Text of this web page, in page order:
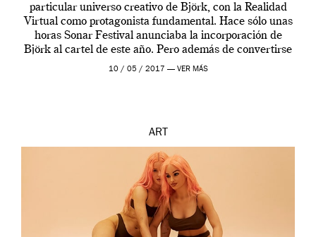
particular universo creativo de Björk, con la Realidad
Virtual como protagonista fundamental. Hace sólo unas
horas Sonar Festival anunciaba la incorporación de
Björk al cartel de este año. Pero además de convertirse
en una de las actuaciones más relevantes […]
10 / 05 / 2017 — VER MÁS
ART